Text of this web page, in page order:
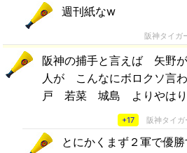
週刊紙なw
阪神タイガ
阪神の捕手と言えば 矢野
人が こんなにボロクソ言
戸 若菜 城島 よりやはり
+17 阪神タイガ
とにかくまず２軍で優